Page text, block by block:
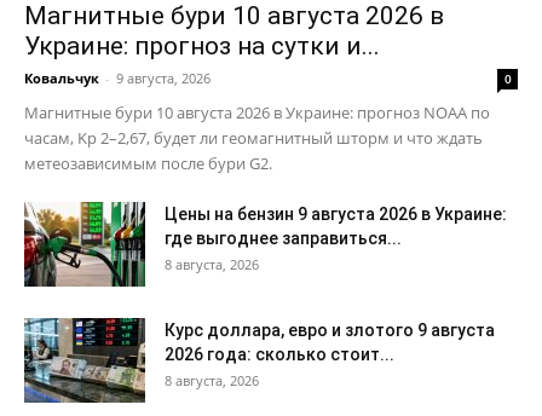
Магнитные бури 10 августа 2026 в
Украине: прогноз на сутки и...
Ковальчук - 9 августа, 2026 0
Магнитные бури 10 августа 2026 в Украине: прогноз NOAA по
часам, Kp 2–2,67, будет ли геомагнитный шторм и что ждать
метеозависимым после бури G2.
Цены на бензин 9 августа 2026 в Украине:
где выгоднее заправиться...
8 августа, 2026
Курс доллара, евро и злотого 9 августа
2026 года: сколько стоит...
8 августа, 2026